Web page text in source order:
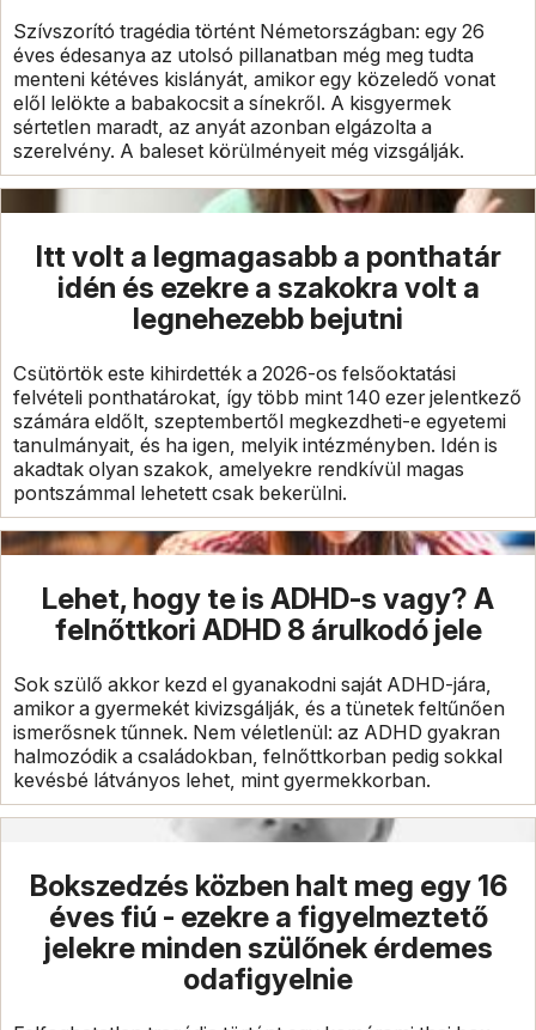
Szívszorító tragédia történt Németországban: egy 26
éves édesanya az utolsó pillanatban még meg tudta
menteni kétéves kislányát, amikor egy közeledő vonat
elől lelökte a babakocsit a sínekről. A kisgyermek
sértetlen maradt, az anyát azonban elgázolta a
szerelvény. A baleset körülményeit még vizsgálják.
Itt volt a legmagasabb a ponthatár
idén és ezekre a szakokra volt a
legnehezebb bejutni
Csütörtök este kihirdették a 2026-os felsőoktatási
felvételi ponthatárokat, így több mint 140 ezer jelentkező
számára eldőlt, szeptembertől megkezdheti-e egyetemi
tanulmányait, és ha igen, melyik intézményben. Idén is
akadtak olyan szakok, amelyekre rendkívül magas
pontszámmal lehetett csak bekerülni.
Lehet, hogy te is ADHD-s vagy? A
felnőttkori ADHD 8 árulkodó jele
Sok szülő akkor kezd el gyanakodni saját ADHD-jára,
amikor a gyermekét kivizsgálják, és a tünetek feltűnően
ismerősnek tűnnek. Nem véletlenül: az ADHD gyakran
halmozódik a családokban, felnőttkorban pedig sokkal
kevésbé látványos lehet, mint gyermekkorban.
Bokszedzés közben halt meg egy 16
éves fiú - ezekre a figyelmeztető
jelekre minden szülőnek érdemes
odafigyelnie